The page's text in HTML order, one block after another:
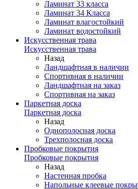
Ламинат 33 класса
Ламинат 34 Класса
Ламинат влагостойкий
Ламинат водостойкий
Искусственная трава
Искусственная трава
Назад
Ландшафтная в наличии
Спортивная в наличии
Ландшафтная на заказ
Спортивная на заказ
Паркетная доска
Паркетная доска
Назад
Однополосная доска
Трехполосная доска
Пробковые покрытия
Пробковые покрытия
Назад
Настенная пробка
Напольные клеевые